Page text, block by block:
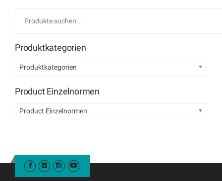
Produktkategorien
Produktkategorien
Product Einzelnormen
Product Einzelnormen